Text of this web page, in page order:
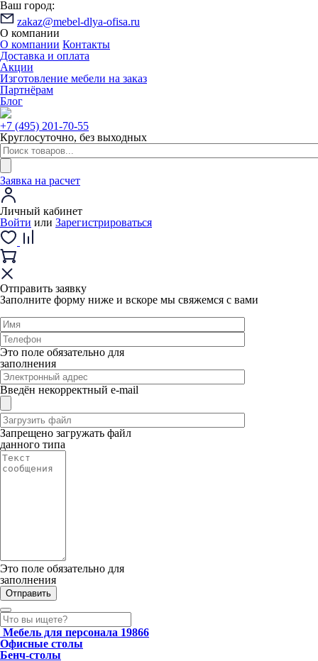
Ваш город:
zakaz@mebel-dlya-ofisa.ru
О компании
О компании Контакты
Доставка и оплата
Акции
Изготовление мебели на заказ
Партнёрам
Блог
+7 (495) 201-70-55
Круглосуточно, без выходных
Заявка на расчет
Личный кабинет
Войти или Зарегистрироваться
Отправить заявку
Заполните форму ниже и вскоре мы свяжемся с вами
Это поле обязательно для
заполнения
Введён некорректный e-mail
Запрещено загружать файл
данного типа
Это поле обязательно для
заполнения
Мебель для персонала 19866
Офисные столы
Бенч-столы